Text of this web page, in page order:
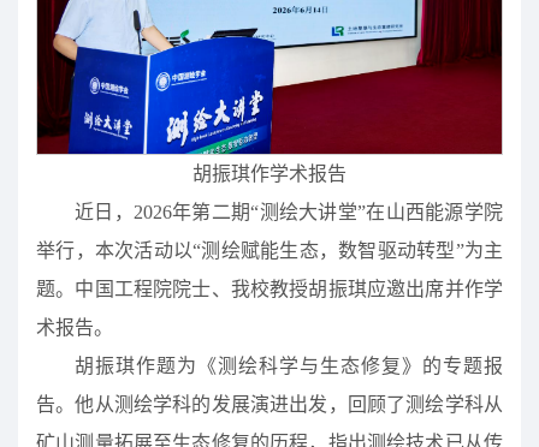
胡振琪作学术报告
近日，2026年第二期“测绘大讲堂”在山西能源学院
举行，本次活动以“测绘赋能生态，数智驱动转型”为主
题。中国工程院院士、我校教授胡振琪应邀出席并作学
术报告。
胡振琪作题为《测绘科学与生态修复》的专题报
告。他从测绘学科的发展演进出发，回顾了测绘学科从